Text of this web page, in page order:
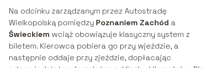
Na odcinku zarządzanym przez Autostradę
Wielkopolską pomiędzy Poznaniem Zachód a
Świeckiem wciąż obowiązuje klasyczny system z
biletem. Kierowca pobiera go przy wjeździe, a
następnie oddaje przy zjeździe, dopłacając